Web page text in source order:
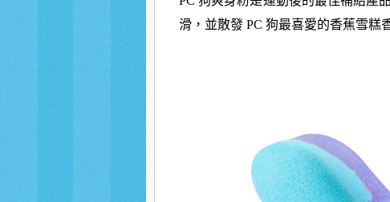
滑，並散發 PC 狗最喜愛的香蕉雪糕